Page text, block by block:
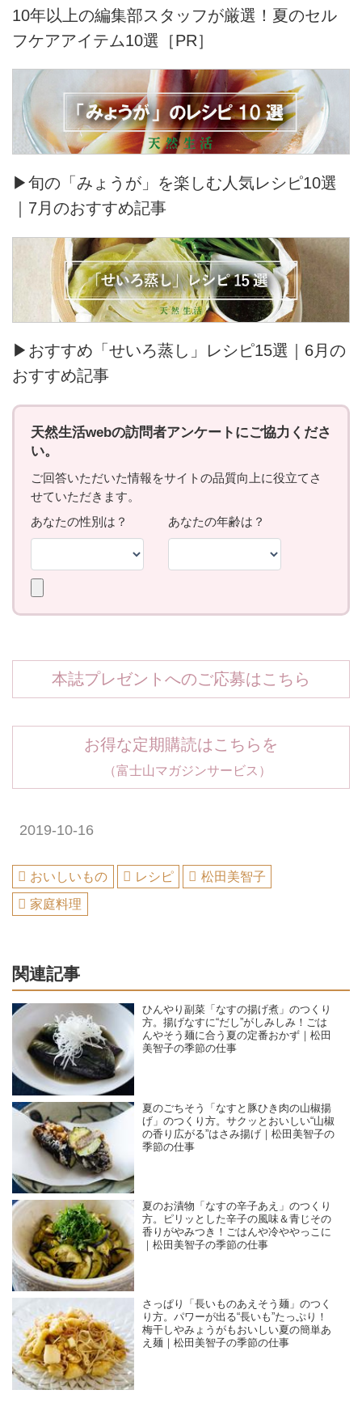
10年以上の編集部スタッフが厳選！夏のセル
フケアアイテム10選［PR］
▶旬の「みょうが」を楽しむ人気レシピ10選
｜7月のおすすめ記事
▶おすすめ「せいろ蒸し」レシピ15選｜6月の
おすすめ記事
本誌プレゼントへのご応募はこちら
お得な定期購読はこちらを
（富士山マガジンサービス）
2019-10-16
おいしいもの レシピ
松田美智子
家庭料理
関連記事
ひんやり副菜「なすの揚げ煮」のつくり
方。揚げなすに“だし”がしみしみ！ごは
んやそう麺に合う夏の定番おかず｜松田
美智子の季節の仕事
夏のごちそう「なすと豚ひき肉の山椒揚
げ」のつくり方。サクッとおいしい“山椒
の香り広がる”はさみ揚げ｜松田美智子の
季節の仕事
夏のお漬物「なすの辛子あえ」のつくり
方。ピリッとした辛子の風味＆青じその
香りがやみつき！ごはんや冷ややっこに
｜松田美智子の季節の仕事
さっぱり「長いものあえそう麺」のつく
り方。パワーが出る“長いも”たっぷり！
梅干しやみょうがもおいしい夏の簡単あ
え麺｜松田美智子の季節の仕事